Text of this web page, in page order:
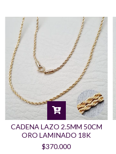
CADENA LAZO 2.5MM 50CM
ORO LAMINADO 18K
$370.000